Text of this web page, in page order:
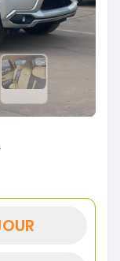
Next